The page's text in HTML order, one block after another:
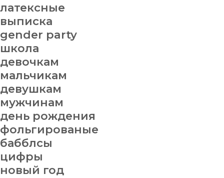
латексные
выписка
gender party
школа
девочкам
мальчикам
девушкам
мужчинам
день рождения
фольгированые
бабблсы
цифры
новый год